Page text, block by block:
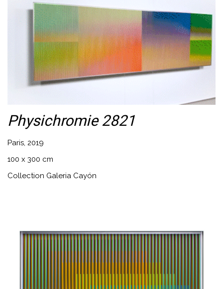
Physichromie 2821
Paris, 2019
100 x 300 cm
Collection Galeria Cayón